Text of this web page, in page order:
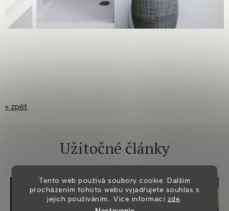
Tento web používá soubory cookie. Dalším
procházením tohoto webu vyjadřujete souhlas s
jejich používáním.. Více informací zde
« zpět
Užitočné články